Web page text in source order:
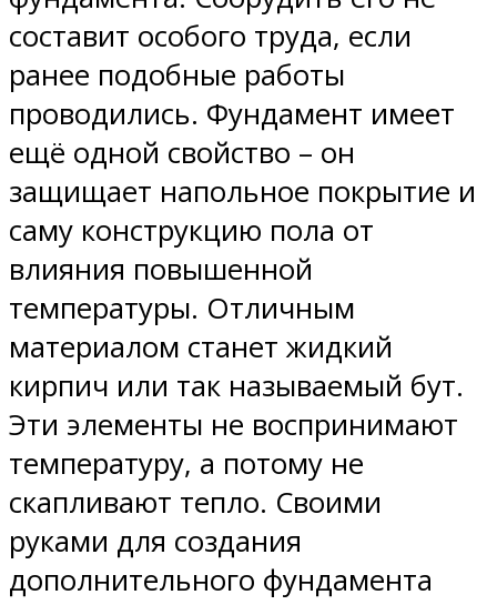
составит особого труда, если
ранее подобные работы
проводились. Фундамент имеет
ещё одной свойство – он
защищает напольное покрытие и
саму конструкцию пола от
влияния повышенной
температуры. Отличным
материалом станет жидкий
кирпич или так называемый бут.
Эти элементы не воспринимают
температуру, а потому не
скапливают тепло. Своими
руками для создания
дополнительного фундамента